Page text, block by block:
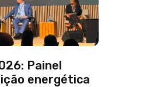
Painel
energética